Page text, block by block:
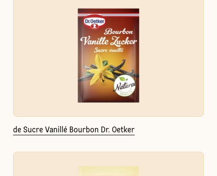
de Sucre Vanillé Bourbon Dr. Oetker